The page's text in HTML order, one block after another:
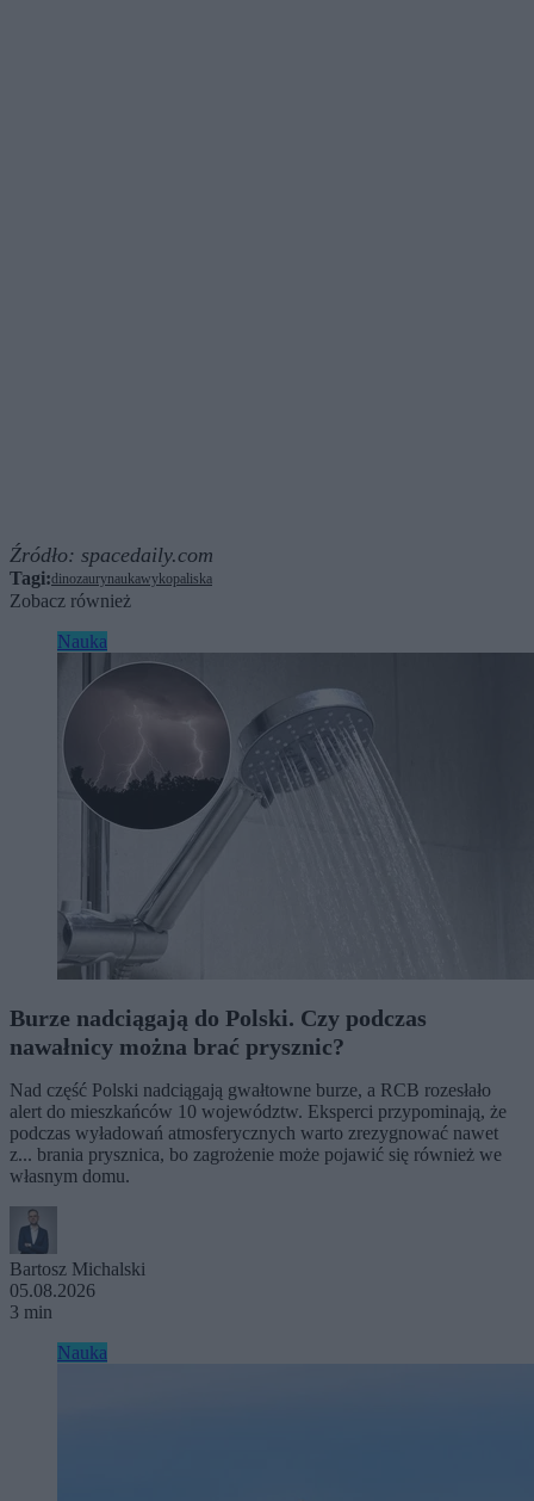
Źródło: spacedaily.com
Tagi:dinozaurynaukawykopaliska
Zobacz również
Nauka
Burze nadciągają do Polski. Czy podczas
nawałnicy można brać prysznic?
Nad część Polski nadciągają gwałtowne burze, a RCB rozesłało
alert do mieszkańców 10 województw. Eksperci przypominają, że
podczas wyładowań atmosferycznych warto zrezygnować nawet
z... brania prysznica, bo zagrożenie może pojawić się również we
własnym domu.
Bartosz Michalski
05.08.2026
3 min
Nauka